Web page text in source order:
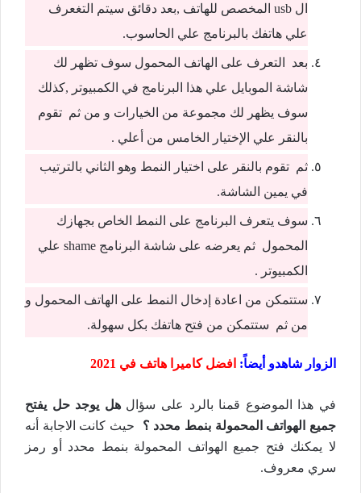
ال usb المخصص للهاتف ,بعد دقائق سيتم التغعرف
علي هاتفك بالبرنامج علي الحاسوب.
بعد التعرف على الهاتف المحمول سوف تظهر لك
شاشة الموبايل علي هذا البرنامج في الكمبيوتر ,كذلك
سوف يظهر لك مجموعة من الخيارات و من ثم تقوم
بالنقر علي الإختيار الخامس من أعلي .
ثم تقوم بالنقر على اختيار النمط وهو الثاني بالترتيب
في يمين الشاشة.
سوف يتعرف البرنامج على النمط الخاص بجهازك
المحمول ثم يعرضه على شاشة البرنامج shame علي
الكمبيوتر .
ستتمكن من اعادة إدخال النمط على الهاتف المحمول و
من ثم ستتمكن من فتح هاتفك بكل سهولة.
الزوار شاهدو أيضاً: افضل كاميرا هاتف في 2021
في هذا الموضوع قمنا بالرد على سؤالهل يوجد حل يفتح
جميع الهواتف المحمولة بنمط محدد ؟ حيث كانت الاجابة أنه
لا يمكنك فتح جميع الهواتف المحمولة بنمط محدد أو رمز
سري معروف.